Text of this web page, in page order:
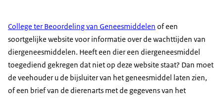
College ter Beoordeling van Geneesmiddelen of een
soortgelijke website voor informatie over de wachttijden van
diergeneesmiddelen. Heeft een dier een diergeneesmiddel
toegediend gekregen dat niet op deze website staat? Dan moet
de veehouder u de bijsluiter van het geneesmiddel laten zien,
of een brief van de dierenarts met de gegevens van het